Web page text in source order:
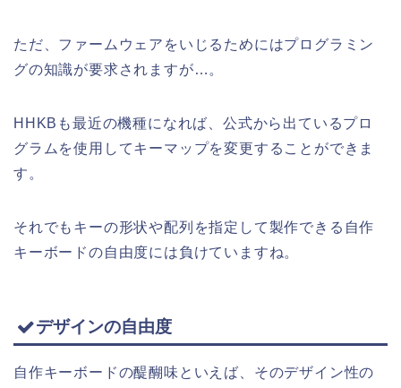
ただ、ファームウェアをいじるためにはプログラミン
グの知識が要求されますが…。
HHKBも最近の機種になれば、公式から出ているプロ
グラムを使用してキーマップを変更することができま
す。
それでもキーの形状や配列を指定して製作できる自作
キーボードの自由度には負けていますね。
デザインの自由度
自作キーボードの醍醐味といえば、そのデザイン性の